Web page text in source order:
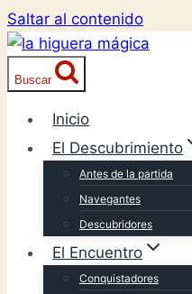
Saltar al contenido
Buscar
Inicio
El Descubrimiento
Antes de la partida
Navegantes
Descubridores
El Encuentro
Conquistadores